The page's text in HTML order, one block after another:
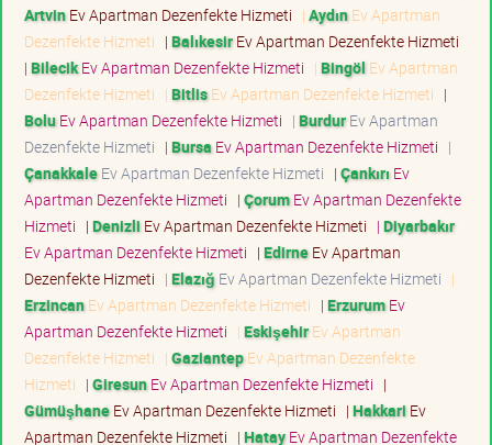
ArtvinEv Apartman Dezenfekte Hizmeti | AydınEv Apartman
Dezenfekte Hizmeti | BalıkesirEv Apartman Dezenfekte Hizmeti
| BilecikEv Apartman Dezenfekte Hizmeti | Bingöl Ev Apartman
Dezenfekte Hizmeti | BitlisEv Apartman Dezenfekte Hizmeti |
BoluEv Apartman Dezenfekte Hizmeti | BurdurEv Apartman
Dezenfekte Hizmeti | Bursa Ev Apartman Dezenfekte Hizmeti |
ÇanakkaleEv Apartman Dezenfekte Hizmeti | Çankırı Ev
Apartman Dezenfekte Hizmeti | ÇorumEv Apartman Dezenfekte
Hizmeti | Denizli Ev Apartman Dezenfekte Hizmeti | Diyarbakır
Ev Apartman Dezenfekte Hizmeti | EdirneEv Apartman
Dezenfekte Hizmeti | Elazığ Ev Apartman Dezenfekte Hizmeti |
ErzincanEv Apartman Dezenfekte Hizmeti | ErzurumEv
Apartman Dezenfekte Hizmeti | EskişehirEv Apartman
Dezenfekte Hizmeti | GaziantepEv Apartman Dezenfekte
Hizmeti | GiresunEv Apartman Dezenfekte Hizmeti |
GümüşhaneEv Apartman Dezenfekte Hizmeti | Hakkari Ev
Apartman Dezenfekte Hizmeti | HatayEv Apartman Dezenfekte